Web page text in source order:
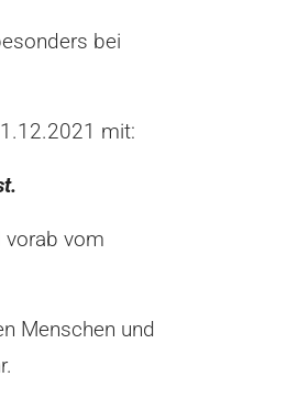
bei
mit:
vorab vom
Menschen und